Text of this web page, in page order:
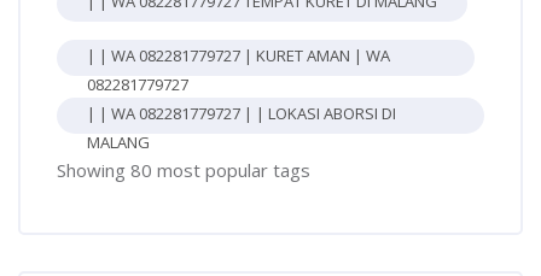
| | WA 082281779727 | KURET AMAN | WA
082281779727
| | WA 082281779727 | | LOKASI ABORSI DI
MALANG
Showing 80 most popular tags